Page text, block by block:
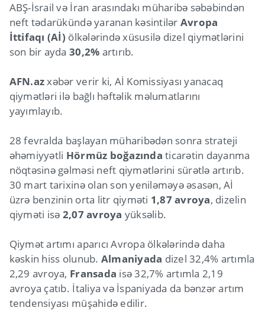
ABŞ-İsrail və İran arasındakı müharibə səbəbindən
neft tədarükündə yaranan kəsintilər Avropa
İttifaqı (Aİ) ölkələrində xüsusilə dizel qiymətlərini
son bir ayda30,2% artırıb.
AFN.azxəbər verir ki, Aİ Komissiyası yanacaq
qiymətləri ilə bağlı həftəlik məlumatlarını
yayımlayıb.
28 fevralda başlayan müharibədən sonra strateji
əhəmiyyətli Hörmüz boğazında ticarətin dayanma
nöqtəsinə gəlməsi neft qiymətlərini sürətlə artırıb.
30 mart tarixinə olan son yeniləməyə əsasən, Aİ
üzrə benzinin orta litr qiyməti 1,87 avroya, dizelin
qiyməti isə 2,07 avroya yüksəlib.
Qiymət artımı aparıcı Avropa ölkələrində daha
kəskin hiss olunub. Almaniyada dizel 32,4% artımla
2,29 avroya, Fransada isə 32,7% artımla 2,19
avroya çatıb. İtaliya və İspaniyada da bənzər artım
tendensiyası müşahidə edilir.